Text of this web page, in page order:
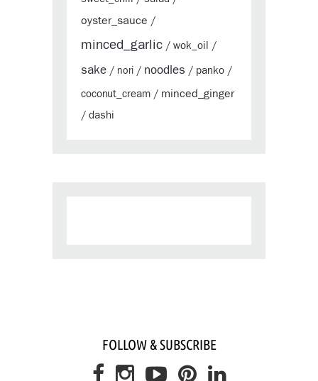
oyster_sauce /
minced_garlic / wok_oil /
sake / nori / noodles / panko /
coconut_cream / minced_ginger
/ dashi
FOLLOW & SUBSCRIBE